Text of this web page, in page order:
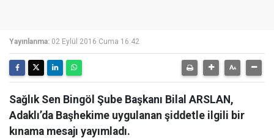
Yayınlanma: 02 Eylül 2016 Cuma 16:42
Sağlık Sen Bingöl Şube Başkanı Bilal ARSLAN,
Adaklı’da Başhekime uygulanan şiddetle ilgili bir
kınama mesajı yayımladı.